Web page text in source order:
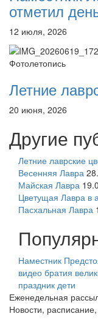
отметил
12 июля, 2026
Фотолетопись
Летние
20 июня, 2026
Другие
Летние лаврские
Весенняя Лавра
Майская Лавра
Цветущая Лавра в
Пасхальная Лавра
Наместник
видео братия
праздник дети
Еженедельная
Новости,